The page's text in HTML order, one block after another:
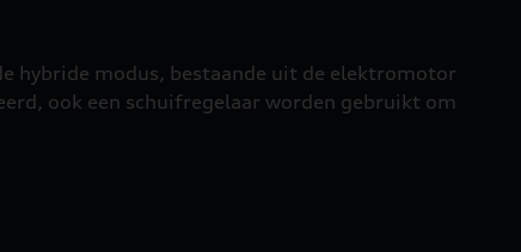
hybride modus, bestaande uit de elektromotor
ook een schuifregelaar worden gebruikt om